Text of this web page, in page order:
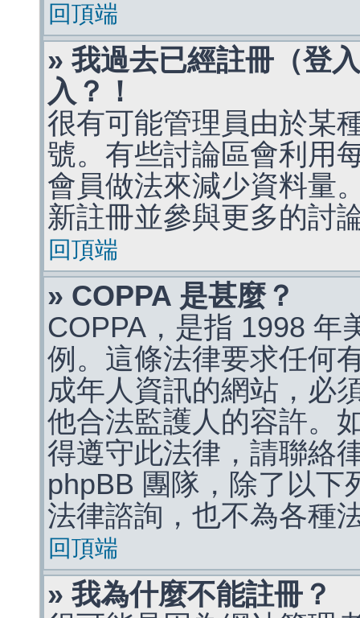
回頂端
» 我過去已經註冊（登
入？！
很有可能管理員由於某
號。有些討論區會利用
會員做法來減少資料量
新註冊並參與更多的討
回頂端
» COPPA 是甚麼？
COPPA，是指 1998 年
例。這條法律要求任何
成年人資訊的網站，必
他合法監護人的容許。
得遵守此法律，請聯絡
phpBB 團隊，除了以下
法律諮詢，也不為各種
回頂端
» 我為什麼不能註冊？